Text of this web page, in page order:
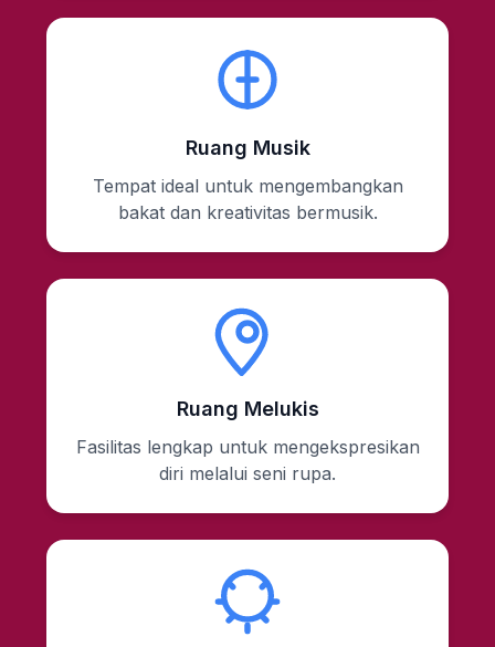
Ruang Musik
Tempat ideal untuk mengembangkan
bakat dan kreativitas bermusik.
Ruang Melukis
Fasilitas lengkap untuk mengekspresikan
diri melalui seni rupa.